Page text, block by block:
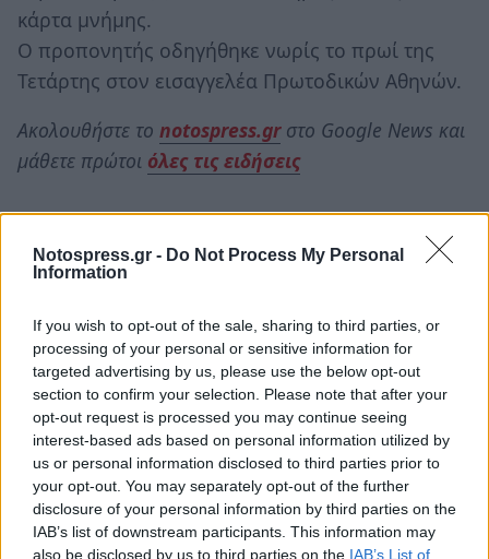
Notospress.gr - Do Not Process My Personal
Information
If you wish to opt-out of the sale, sharing to third parties, or
processing of your personal or sensitive information for
targeted advertising by us, please use the below opt-out
section to confirm your selection. Please note that after your
opt-out request is processed you may continue seeing
interest-based ads based on personal information utilized by
us or personal information disclosed to third parties prior to
your opt-out. You may separately opt-out of the further
disclosure of your personal information by third parties on the
IAB’s list of downstream participants. This information may
also be disclosed by us to third parties on the IAB’s List of
κάρτα μνήμης.
Ο προπονητής οδηγήθηκε νωρίς το πρωί της
Τετάρτης στον εισαγγελέα Πρωτοδικών Αθηνών.
Ακολουθήστε το notospress.grστο Google News και
μάθετε πρώτοι όλες τις ειδήσεις
TAGS: ΒΙΑΣΜΟΣ ΗΛΙΟΥΠΟΛΗ
ΣΥΛΛΗΨΗ
ΒΙΑΣΜΟΣ ΑΝΗΛΙΚΟΥ